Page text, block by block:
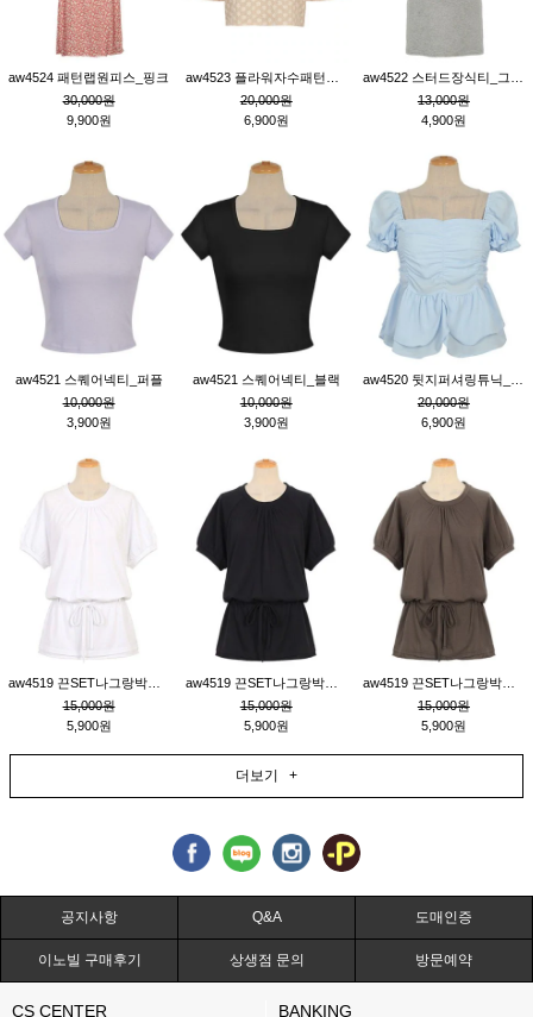
aw4524 패턴랩원피스_핑크
30,000원
9,900원
20,000원
6,900원
13,000원
4,900원
aw4521 스퀘어넥티_퍼플
10,000원
3,900원
aw4521 스퀘어넥티_블랙
10,000원
3,900원
20,000원
6,900원
15,000원
5,900원
15,000원
5,900원
15,000원
5,900원
더보기 +
공지사항 Q&A 도매인증
이노빌 구매후기 상생점 문의 방문예약
CS CENTER BANKING